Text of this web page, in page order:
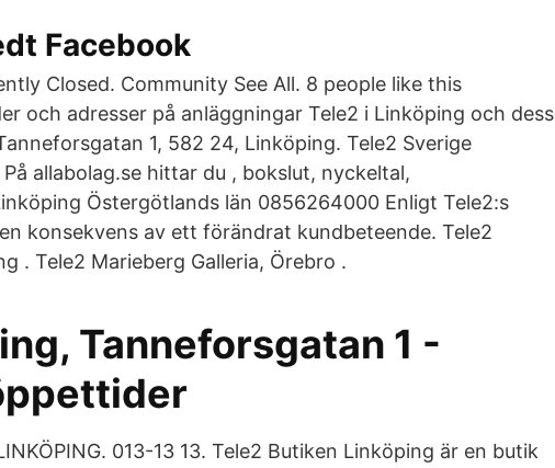
Facebook
Closed. Community See All. 8 people like this
och adresser på anläggningar Tele2 i Linköping och dess
1, 582 24, Linköping. Tele2 Sverige
allabolag.se hittar du , bokslut, nyckeltal,
Östergötlands län 0856264000 Enligt Tele2:s
konsekvens av ett förändrat kundbeteende. Tele2
. Tele2 Marieberg Galleria, Örebro .
Tanneforsgatan 1 -
013-13 13. Tele2 Butiken Linköping är en butik